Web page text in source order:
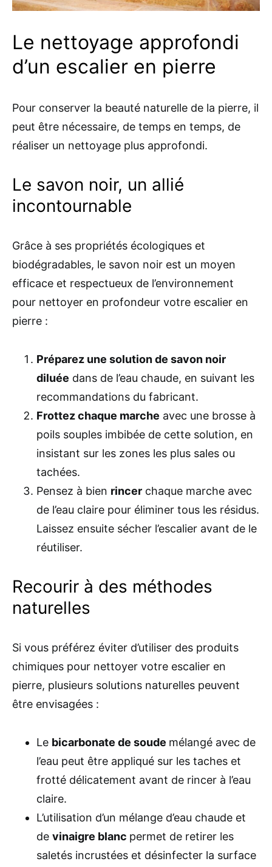
Le nettoyage approfondi
d’un escalier en pierre
Pour conserver la beauté naturelle de la pierre, il
peut être nécessaire, de temps en temps, de
réaliser un nettoyage plus approfondi.
Le savon noir, un allié
incontournable
Grâce à ses propriétés écologiques et
biodégradables, le savon noir est un moyen
efficace et respectueux de l’environnement
pour nettoyer en profondeur votre escalier en
pierre :
Préparez une solution de savon noir
diluée dans de l’eau chaude, en suivant les
recommandations du fabricant.
Frottez chaque marche avec une brosse à
poils souples imbibée de cette solution, en
insistant sur les zones les plus sales ou
tachées.
Pensez à bien rincer chaque marche avec
de l’eau claire pour éliminer tous les résidus.
Laissez ensuite sécher l’escalier avant de le
réutiliser.
Recourir à des méthodes
naturelles
Si vous préférez éviter d’utiliser des produits
chimiques pour nettoyer votre escalier en
pierre, plusieurs solutions naturelles peuvent
être envisagées :
Le bicarbonate de soude mélangé avec de
l’eau peut être appliqué sur les taches et
frotté délicatement avant de rincer à l’eau
claire.
L’utilisation d’un mélange d’eau chaude et
de vinaigre blanc permet de retirer les
saletés incrustées et désinfecter la surface